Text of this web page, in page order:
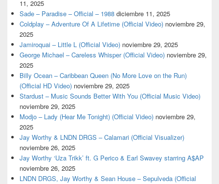
11, 2025
Sade – Paradise – Official – 1988 diciembre 11, 2025
Coldplay – Adventure Of A Lifetime (Official Video) noviembre 29,
2025
Jamiroquai – Little L (Official Video) noviembre 29, 2025
George Michael – Careless Whisper (Official Video) noviembre 29,
2025
Billy Ocean – Caribbean Queen (No More Love on the Run)
(Official HD Video) noviembre 29, 2025
Stardust – Music Sounds Better With You (Official Music Video)
noviembre 29, 2025
Modjo – Lady (Hear Me Tonight) (Official Video) noviembre 29,
2025
Jay Worthy & LNDN DRGS – Calamari (Official Visualizer)
noviembre 26, 2025
Jay Worthy ‘Uza Trikk’ ft. G Perico & Earl Swavey starring A$AP
noviembre 26, 2025
LNDN DRGS, Jay Worthy & Sean House – Sepulveda (Official